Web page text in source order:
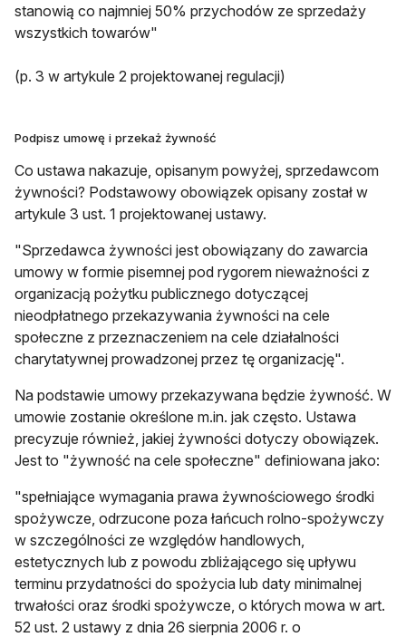
stanowią co najmniej 50% przychodów ze sprzedaży
wszystkich towarów"
(p. 3 w artykule 2 projektowanej regulacji)
Podpisz umowę i przekaż żywność
Co ustawa nakazuje, opisanym powyżej, sprzedawcom
żywności? Podstawowy obowiązek opisany został w
artykule 3 ust. 1 projektowanej ustawy.
"Sprzedawca żywności jest obowiązany do zawarcia
umowy w formie pisemnej pod rygorem nieważności z
organizacją pożytku publicznego dotyczącej
nieodpłatnego przekazywania żywności na cele
społeczne z przeznaczeniem na cele działalności
charytatywnej prowadzonej przez tę organizację".
Na podstawie umowy przekazywana będzie żywność. W
umowie zostanie określone m.in. jak często. Ustawa
precyzuje również, jakiej żywności dotyczy obowiązek.
Jest to "żywność na cele społeczne" definiowana jako:
"spełniające wymagania prawa żywnościowego środki
spożywcze, odrzucone poza łańcuch rolno-spożywczy
w szczególności ze względów handlowych,
estetycznych lub z powodu zbliżającego się upływu
terminu przydatności do spożycia lub daty minimalnej
trwałości oraz środki spożywcze, o których mowa w art.
52 ust. 2 ustawy z dnia 26 sierpnia 2006 r. o